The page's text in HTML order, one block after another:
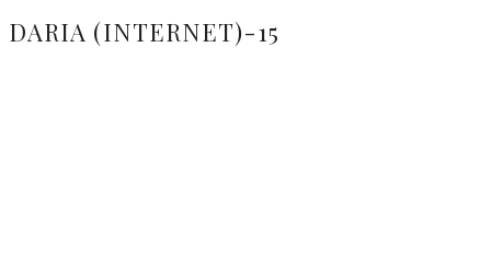
DARIA (INTERNET)-15